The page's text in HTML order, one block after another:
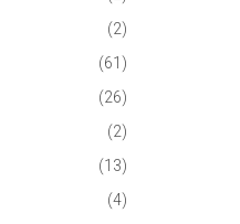
(2)
(61)
(26)
(2)
(13)
(4)